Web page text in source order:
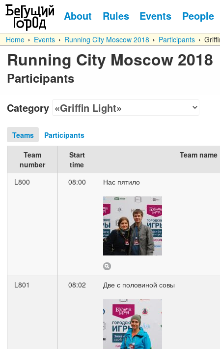
About Rules Events People
Home Events Running City Moscow 2018 Participants
Running City Moscow 2018
Participants
Category
Teams Participants
Team
number
Start
time
Team name
L800 08:00 Нас пятило
L801 08:02 Две с половиной совы